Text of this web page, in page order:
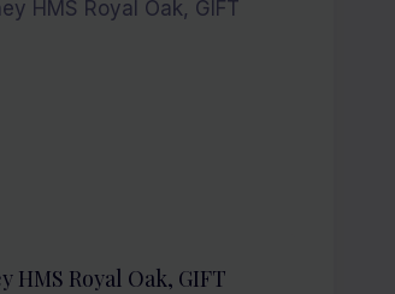
HMS Royal Oak, GIFT